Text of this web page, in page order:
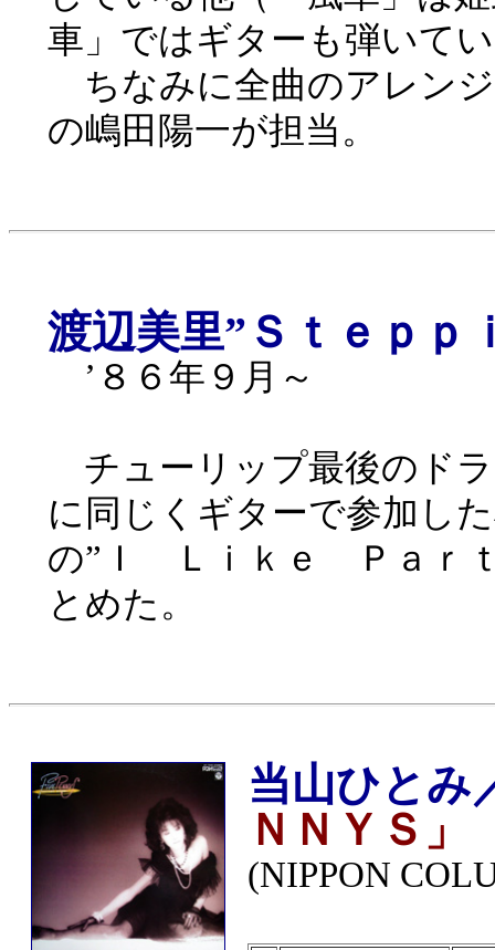
車」ではギターも弾いて
ちなみに全曲のアレン
の嶋田陽一が担当。
渡辺美里”Ｓｔｅｐ
’８６年９月～
チューリップ最後のド
に同じくギターで参加し
の”Ｉ Ｌｉｋｅ Ｐａｒ
とめた。
当山ひとみ
ＮＮＹＳ」
(NIPPON